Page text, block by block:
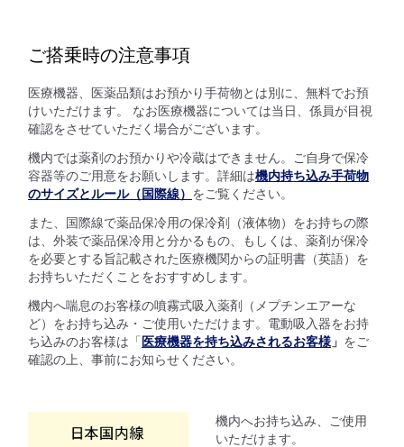
ご搭乗時の注意事項
医療機器、医薬品類はお預かり手荷物とは別に、無料でお預
けいただけます。 なお医療機器については当日、係員が目視
確認をさせていただく場合がございます。
機内では薬剤のお預かりや冷蔵はできません。ご自身で保冷
容器等のご用意をお願いします。詳細は機内持ち込み手荷物
のサイズとルール（国際線） をご覧ください。
また、国際線で薬品保冷用の保冷剤（液体物）をお持ちの際
は、外装で薬品保冷用と分かるもの、もしくは、薬剤が保冷
を必要とする旨記載された医療機関からの証明書（英語）を
お持ちいただくことをおすすめします。
機内へ喘息のお客様の噴霧式吸入薬剤（メプチンエアーな
ど）をお持ち込み・ご使用いただけます。電動吸入器をお持
ち込みのお客様は「 医療機器を持ち込みされるお客様 」 をご
確認の上、事前にお知らせください。
機内へお持ち込み、ご使用
いただけます。